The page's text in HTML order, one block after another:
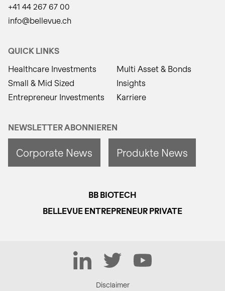
+41 44 267 67 00
info@bellevue.ch
QUICK LINKS
Healthcare Investments
Small & Mid Sized
Entrepreneur Investments
Multi Asset & Bonds
Insights
Karriere
NEWSLETTER ABONNIEREN
Corporate News Produkte News
BB BIOTECH
BELLEVUE ENTREPRENEUR PRIVATE
LinkedIn Twitter YouTube
Disclaimer